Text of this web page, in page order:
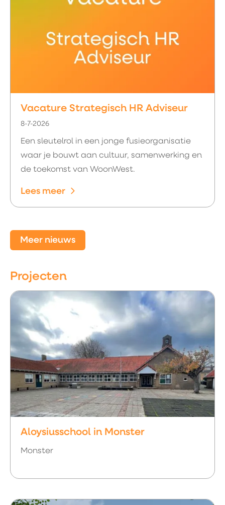
Vacature Strategisch HR Adviseur
8-7-2026
Een sleutelrol in een jonge fusieorganisatie
waar je bouwt aan cultuur, samenwerking en
de toekomst van WoonWest.
Lees meer
Meer nieuws
Projecten
Aloysiusschool in Monster
Monster